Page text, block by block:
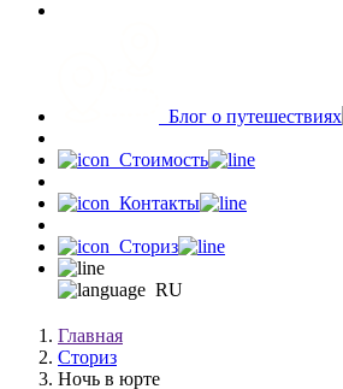
Блог о путешествиях
Стоимость
Контакты
Сториз
RU
Главная
Сториз
Ночь в юрте